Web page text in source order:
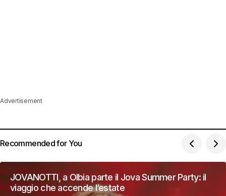
Advertisement
Recommended for You
JOVANOTTI, a Olbia parte il Jova Summer Party: il
viaggio che accende l’estate